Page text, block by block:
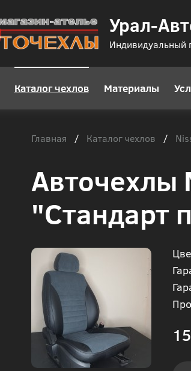
Урал-
Индивидуальный
Каталог чехлов Материалы
Главная / Каталог чехлов /
Авточехлы
"Стандарт